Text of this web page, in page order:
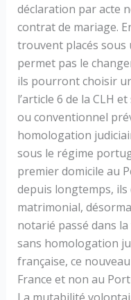
déclaration par acte
contrat de mariage.
trouvent placés
permet pas le
ils pourront choisir
l’article 6 de la CLH
ou conventionnel
homologation
sous le régime
premier domicile au
depuis longtemps,
matrimonial,
notarié passé dans
sans homologation
française, ce
France et non au